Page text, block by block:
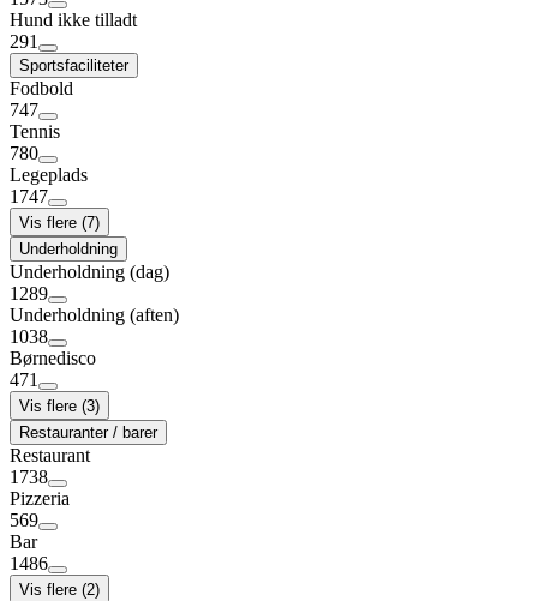
Hund ikke tilladt
291
Sportsfaciliteter
Fodbold
747
Tennis
780
Legeplads
1747
Vis flere (7)
Underholdning
Underholdning (dag)
1289
Underholdning (aften)
1038
Børnedisco
471
Vis flere (3)
Restauranter / barer
Restaurant
1738
Pizzeria
569
Bar
1486
Vis flere (2)